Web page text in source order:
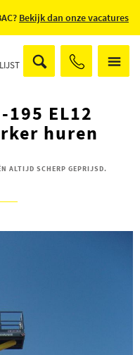
Bekijk dan onze vacatures
EL12
huren
ALTIJD SCHERP GEPRIJSD.